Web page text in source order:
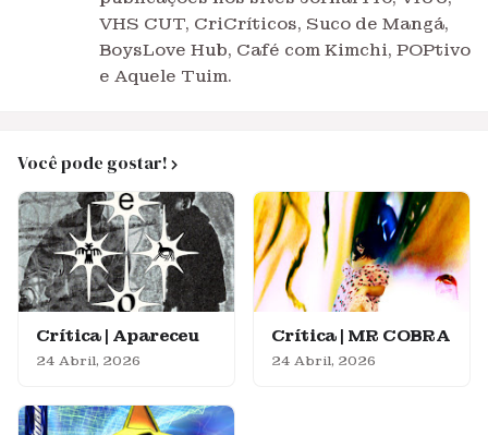
VHS CUT, CriCríticos, Suco de Mangá,
BoysLove Hub, Café com Kimchi, POPtivo
e Aquele Tuim.
Você pode gostar!
Crítica | Apareceu
24 Abril, 2026
Crítica | MR COBRA
24 Abril, 2026